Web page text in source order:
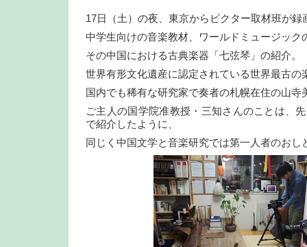
17日（土）の夜、東京からビクター取材班が録
中学生向けの音楽教材、ワールドミュージック
その中国における古典楽器「七弦琴」の紹介。
世界有形文化遺産に認定されている世界最古の
国内でも稀有な研究家で奏者の札幌在住の山寺
ご主人の国学院准教授・三知さんのことは、
で紹介したように、
同じく中国文学と音楽研究では第一人者のおし